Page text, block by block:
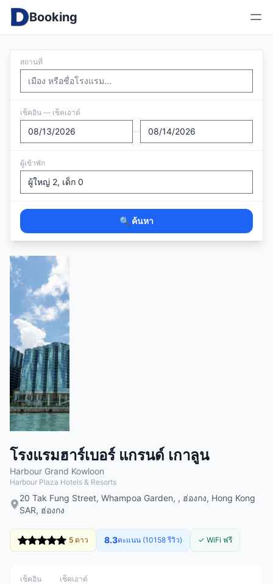
Booking
สถานที่
เช็คอิน — เช็คเอาต์
—
ผู้เข้าพัก
🔍 ค้นหา
โรงแรมฮาร์เบอร์ แกรนด์ เกาลูน
Harbour Grand Kowloon
Harbour Plaza Hotels & Resorts
20 Tak Fung Street, Whampoa Garden, , ฮ่องกง, Hong Kong
SAR, ฮ่องกง
5 ดาว 8.3คะแนน (10158 รีวิว) ✓ WiFi ฟรี
เช็คอิน เช็คเอาต์